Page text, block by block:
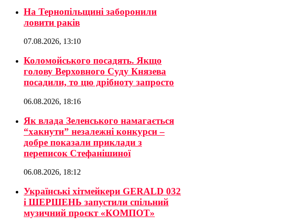
На Тернопільщині заборонили
ловити раків
07.08.2026, 13:10
Коломойського посадять. Якщо
голову Верховного Суду Князева
посадили, то цю дрібноту запросто
06.08.2026, 18:16
Як влада Зеленського намагається
“хакнути” незалежні конкурси –
добре показали приклади з
переписок Стефанішиної
06.08.2026, 18:12
Українські хітмейкери GERALD 032
і ШЕРШЕНЬ запустили спільний
музичний проєкт «КОМПОТ»